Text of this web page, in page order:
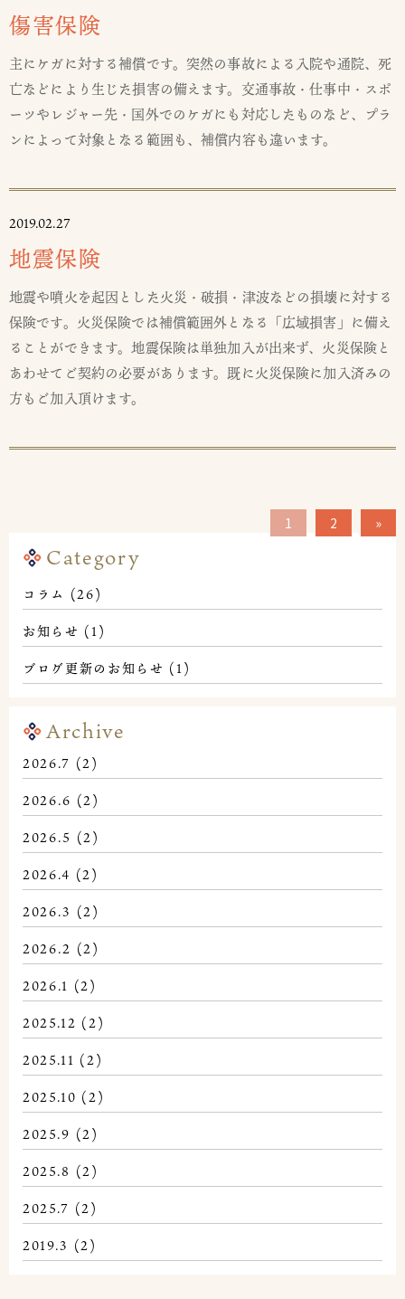
Category
コラム (26)
お知らせ (1)
ブログ更新のお知らせ (1)
Archive
2026.7 (2)
2026.6 (2)
2026.5 (2)
2026.4 (2)
2026.3 (2)
2026.2 (2)
2026.1 (2)
2025.12 (2)
2025.11 (2)
2025.10 (2)
2025.9 (2)
2025.8 (2)
2025.7 (2)
2019.3 (2)
傷害保険
主にケガに対する補償です。突然の事故による入院や通院、死
亡などにより生じた損害の備えます。交通事故・仕事中・スポ
ーツやレジャー先・国外でのケガにも対応したものなど、プラ
ンによって対象となる範囲も、補償内容も違います。
2019.02.27
地震保険
地震や噴火を起因とした火災・破損・津波などの損壊に対する
保険です。火災保険では補償範囲外となる「広域損害」に備え
ることができます。地震保険は単独加入が出来ず、火災保険と
あわせてご契約の必要があります。既に火災保険に加入済みの
方もご加入頂けます。
1 2 »